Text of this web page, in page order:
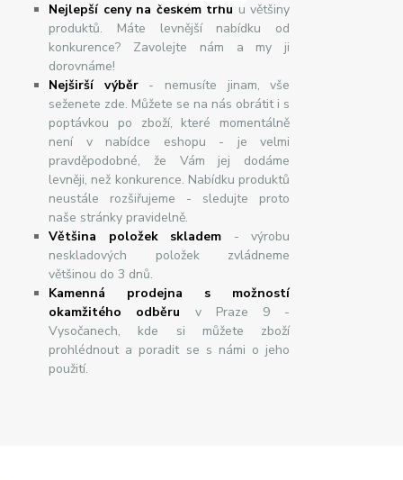
Nejlepší ceny na českém trhu u většiny
produktů. Máte levnější nabídku od
konkurence? Zavolejte nám a my ji
dorovnáme!
Nejširšívýběr- nemusíte jinam, vše
seženete zde. Můžete se na nás obrátit i s
poptávkou po zboží, které momentálně
není v nabídce eshopu - je velmi
pravděpodobné, že Vám jej dodáme
levněji, než konkurence. Nabídku produktů
neustále rozšiřujeme - sledujte proto
naše stránky pravidelně.
Většina položek skladem - výrobu
neskladových položek zvládneme
většinou do 3 dnů.
Kamenná prodejna s možností
okamžitého odběru v Praze 9 -
Vysočanech, kde si můžete zboží
prohlédnout a poradit se s námi o jeho
použití.